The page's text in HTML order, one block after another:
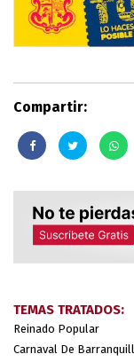
Compartir:
TEMAS TRATADOS:
Reinado Popular
Carnaval De